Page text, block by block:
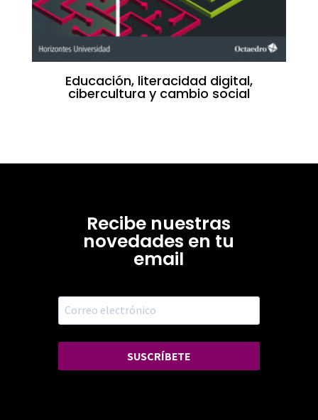
Educación, literacidad digital,
cibercultura y cambio social
Recibe nuestras
novedades en tu
email
SUSCRÍBETE